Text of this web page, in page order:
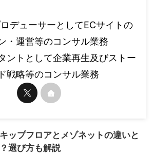
デューサーとしてECサイトの
・運営等のコンサル業務
ントとして企業再生及びストー
戦略等のコンサル業務
ップフロアとメゾネットの違いと
選び方も解説